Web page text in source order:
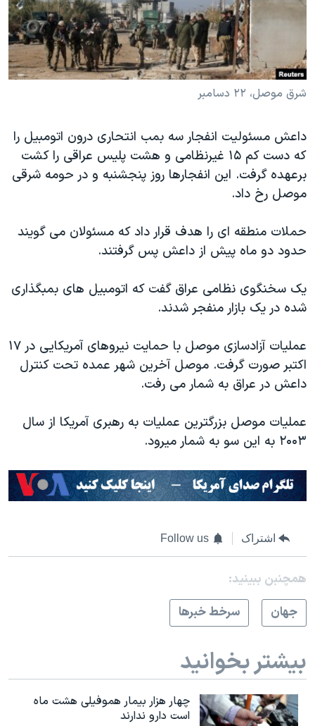
فرهنگ و زندگی
حقوق شهروندی
اقتصادی
علم و فناوری
گالری عکس
آرشیو پخش زنده
انتخابات ریاست جمهوری آمریکا ۲۰۲۴
حمله جمهوری اسلامی به اسرائیل
رمز مهسا
اعتراضات زن، زندگی، آزادی
مجموعه مستندهای دادخواهی
تریبونال مردمی آبان ۹۸
چهل سال گروگان‌گیری
اعتراضات مردمی آبان ۹۸
اسرائیل در جنگ
نرگس محمدی برنده جایزه نوبل صلح
همایش محافظه‌کاران آمریکا «سی‌پک»
صفحه‌های ویژه
سفر پرزیدنت ترامپ به چین
شرق موصل، ۲۲ دسامبر
داعش مسئولیت انفجار سه بمب انتحاری درون اتومبیل را
که دست کم ۱۵ غیرنظامی و هشت پلیس عراقی را کشت
برعهده گرفت. این انفجارها روز پنجشنبه و در حومه شرقی
موصل رخ داد.
حملات منطقه ای را هدف قرار داد که مسئولان می گویند
حدود دو ماه پیش از داعش پس گرفتند.
یک سخنگوی نظامی عراق گفت که اتومبیل های بمبگذاری
شده در یک بازار منفجر شدند.
عملیات آزادسازی موصل با حمایت نیروهای آمریکایی در ۱۷
اکتبر صورت گرفت. موصل آخرین شهر عمده تحت کنترل
داعش در عراق به شمار می رفت.
عملیات موصل بزرگترین عملیات به رهبری آمریکا از سال
۲۰۰۳ به این سو به شمار میرود.
اشتراک Follow us
همچنبن ببینید:
جهان
سرخط خبرها
بیشتر بخوانید
چهار هزار بیمار هموفیلی هشت ماه
است دارو ندارند